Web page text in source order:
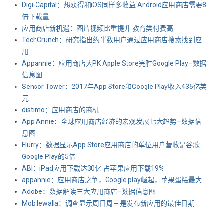
Digi-Capital：想获得和iOS同样多收益 Android应用商店需要8
倍下载量
应用商店新机遇：图片视频比重提升 教育类付费高
TechCrunch：研究指出约半数用户通过应用商店搜索找到应
用
Appannie：应用商店大PK Apple Store完胜Google Play–数据
信息图
Sensor Tower：2017年App Store和Google Play收入435亿美
元
distimo：应用商店的商机
App Annie：全球应用商店经济的宏观发展七大趋势–数据信
息图
Flurry：数据显示App Store应用商店的单位用户营收是谷歌
Google Play的5倍
ABI：iPad应用下载达30亿 占苹果应用下载19%
appannie：应用商店之争，Google play崛起，苹果蛋糕最大
Adobe：数据解读三大应用商店–数据信息图
Mobilewalla：调查显示周日周三是发布新应用的最佳日期